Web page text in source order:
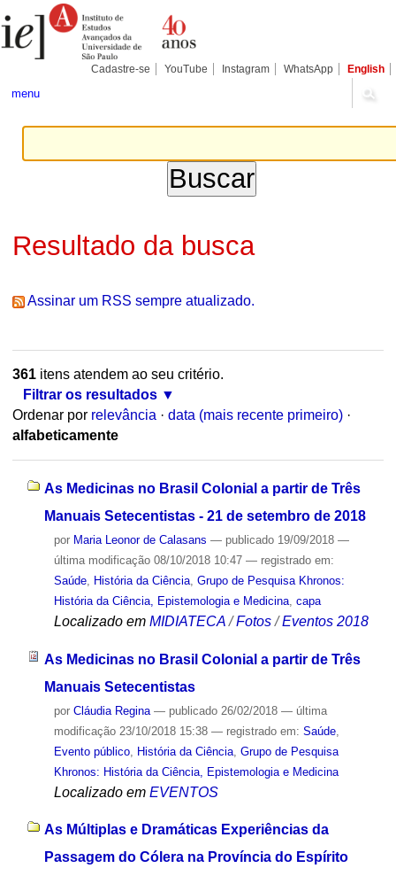
para
conteúdo.
Pessoais
Cadastre-se YouTube Instagram WhatsApp English
menu
Resultado da busca
Assinar um RSS sempre atualizado.
361itens atendem ao seu critério.
Filtrar os resultados
Ordenar por relevância · data (mais recente primeiro) ·
alfabeticamente
As Medicinas no Brasil Colonial a partir de Três
Manuais Setecentistas - 21 de setembro de 2018
por Maria Leonor de Calasans — publicado19/09/2018 —
última modificação08/10/2018 10:47 — registrado em:
Saúde, História da Ciência, Grupo de Pesquisa Khronos:
História da Ciência, Epistemologia e Medicina, capa
Localizado em MIDIATECA /Fotos /Eventos 2018
As Medicinas no Brasil Colonial a partir de Três
Manuais Setecentistas
por Cláudia Regina — publicado26/02/2018 — última
modificação23/10/2018 15:38 — registrado em: Saúde,
Evento público, História da Ciência, Grupo de Pesquisa
Khronos: História da Ciência, Epistemologia e Medicina
Localizado em EVENTOS
As Múltiplas e Dramáticas Experiências da
Passagem do Cólera na Província do Espírito